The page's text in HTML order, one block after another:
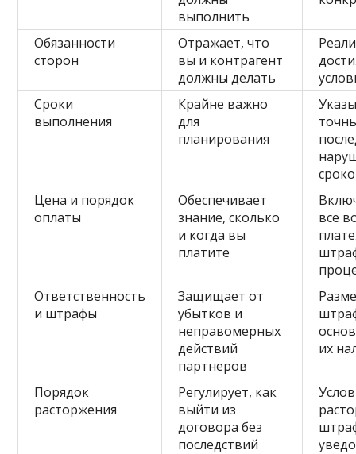
выполнить
Обязанности
сторон
Отражает, что
вы и контрагент
должны делать
Сроки
выполнения
Крайне важно
для
планирования
Цена и порядок
оплаты
Обеспечивает
знание, сколько
и когда вы
платите
все
Ответственность
и штрафы
Защищает от
убытков и
неправомерных
действий
партнеров
их
Порядок
расторжения
Регулирует, как
выйти из
договора без
последствий